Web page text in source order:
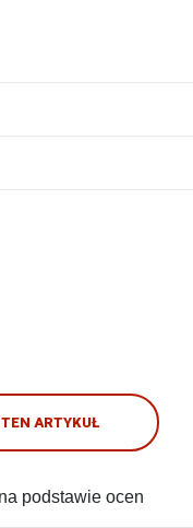
TEN ARTYKUŁ
podstawie ocen